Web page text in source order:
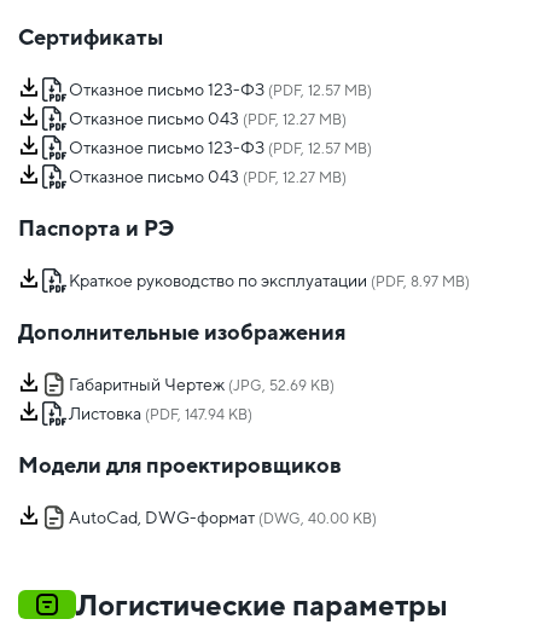
Сертификаты
Отказное письмо 123-ФЗ (PDF, 12.57 MB)
Отказное письмо 043 (PDF, 12.27 MB)
Отказное письмо 123-ФЗ (PDF, 12.57 MB)
Отказное письмо 043 (PDF, 12.27 MB)
Паспорта и РЭ
Краткое руководство по эксплуатации (PDF, 8.97 MB)
Дополнительные изображения
Габаритный Чертеж (JPG, 52.69 KB)
Листовка (PDF, 147.94 KB)
Модели для проектировщиков
AutoCad, DWG-формат (DWG, 40.00 KB)
Логистические параметры